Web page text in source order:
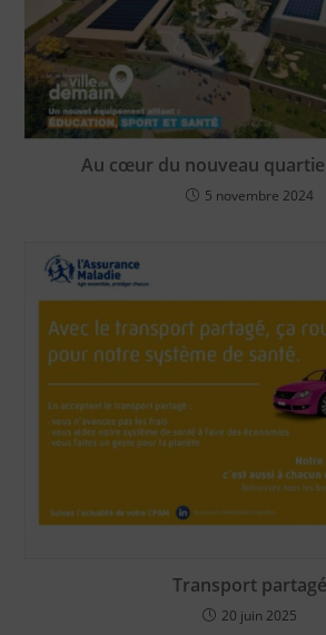
Au cœur du nouveau
5 novembre 2024
Transport partagé
20 juin 2025